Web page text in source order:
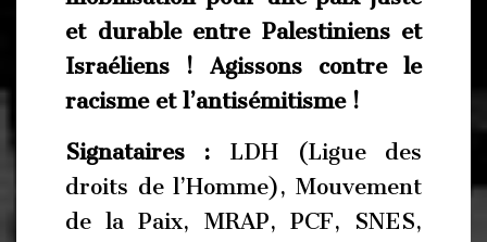
et durable entre Palestiniens et
Israéliens ! Agissons contre le
racisme et l’antisémitisme !
Signataires : LDH (Ligue des
droits de l’Homme), Mouvement
de la Paix, MRAP, PCF, SNES,